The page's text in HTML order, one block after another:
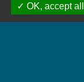
OK, accept all